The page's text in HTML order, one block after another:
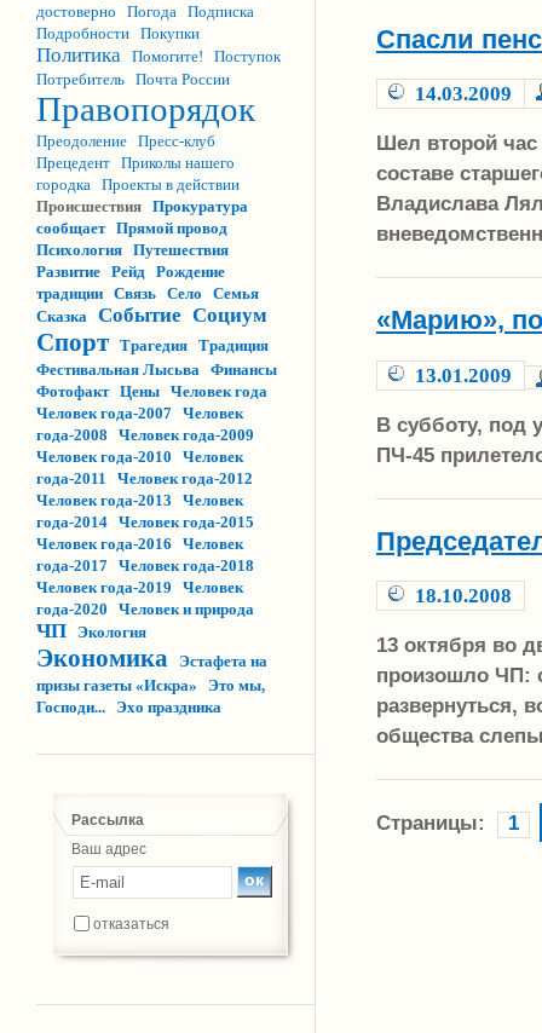
достоверно
Погода Подписка
Подробности Покупки
Политика Помогите!
Поступок
Потребитель Почта России
Правопорядок
Преодоление Пресс-клуб
Прецедент Приколы нашего
городка Проекты в действии
Происшествия Прокуратура
сообщает Прямой провод
Психология Путешествия
Развитие Рейд Рождение
традиции Связь Село
Семья
Сказка Событие Социум
Спорт Трагедия Традиция
Фестивальная Лысьва Финансы
Фотофакт Цены Человек года
Человек года-2007 Человек
года-2008
Человек года-2009
Человек года-2010
Человек
года-2011
Человек года-2012
Человек года-2013
Человек
года-2014 Человек года-2015
Человек года-2016
Человек
года-2017 Человек года-2018
Человек года-2019
Человек
года-2020
Человек и природа
ЧП Экология
Экономика
Эстафета на
призы газеты «Искра»
Это мы,
Господи...
Эхо праздника
Рассылка
Ваш адрес
отказаться
Спасли
14.03.2009
Шел второй час
составе
Владислава
«Марию»,
13.01.2009
В субботу, под
ПЧ-45
18.10.2008
13 октября во
произошло ЧП:
развернуться,
общества
Страницы: 1